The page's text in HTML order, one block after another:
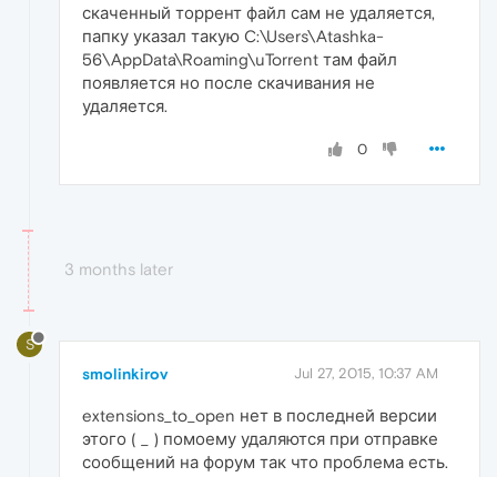
скаченный торрент файл сам не удаляется,
папку указал такую C:\Users\Atashka-
56\AppData\Roaming\uTorrent там файл
появляется но после скачивания не
удаляется.
0
3 months later
S
smolinkirov Jul 27, 2015, 10:37 AM
extensions_to_open нет в последней версии
этого ( _ ) помоему удаляются при отправке
сообщений на форум так что проблема есть.